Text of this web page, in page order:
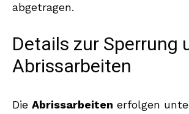
abgetragen.
Details zur Sperrung
Abrissarbeiten
Die Abrissarbeiten erfolgen